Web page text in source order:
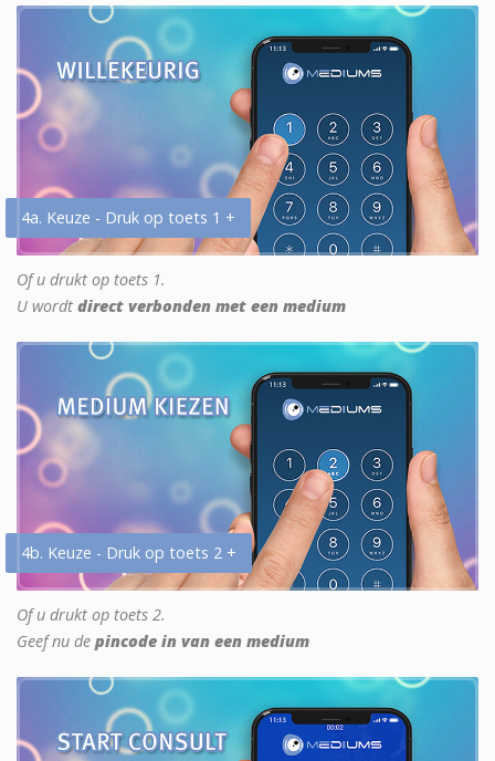
4a. Keuze - Druk op toets 1 +
Of u drukt op toets 1.
U wordt direct verbonden met een medium
4b. Keuze - Druk op toets 2 +
Of u drukt op toets 2.
Geef nu de pincode in van een medium